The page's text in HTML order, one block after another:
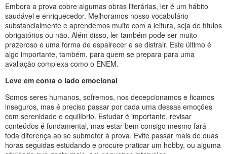
Embora a prova cobre algumas obras literárias, ler é um hábito
saudável e enriquecedor. Melhoramos nosso vocabulário
substancialmente e aprendemos muito com a leitura, seja de títulos
obrigatórios ou não. Além disso, ler também pode ser muito
prazeroso e uma forma de espairecer e se distrair. Este último é
algo importante, também, para quem se prepara para uma
avaliação complexa como o ENEM.
Leve em conta o lado emocional
Somos seres humanos, sofremos, nos decepcionamos e ficamos
inseguros, mas é preciso passar por cada uma dessas emoções
com serenidade e equilíbrio. Estudar é importante, revisar
conteúdos é fundamental, mas estar bem consigo mesmo fará
toda diferença ao se submeter à prova. Evite passar mais de duas
horas seguidas estudando e procure praticar um hobby, ou alguma